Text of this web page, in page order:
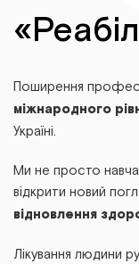
Поширення
міжнародного
Україні.
Ми не просто
відкрити новий
відновлення
Лікування людини